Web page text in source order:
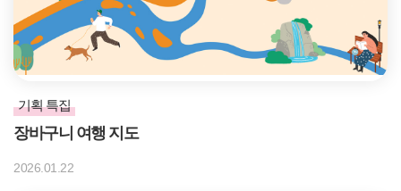
기획 특집
장바구니 여행 지도
2026.01.22